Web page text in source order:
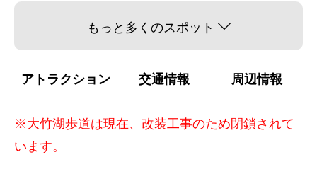
もっと多くのスポット
アトラクション 交通情報 周辺情報
※大竹湖歩道は現在、改装工事のため閉鎖されて
います。